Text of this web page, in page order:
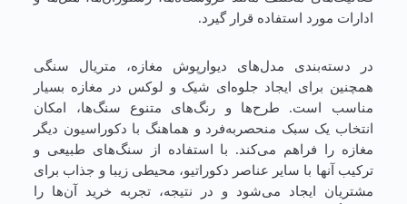
ادارات مورد استفاده قرار گیرد.
در دسته‌بندی مدل‌های دیوارپوش مغازه، متریال سنگی
همچنین برای ایجاد جلوه‌ای شیک و لوکس در مغازه بسیار
مناسب است. طرح‌ها و رنگ‌های متنوع سنگ‌ها، امکان
انتخاب یک سبک منحصربه‌فرد و هماهنگ با دکوراسیون دیگر
مغازه را فراهم می‌کند. با استفاده از سنگ‌های طبیعی و
ترکیب آنها با سایر عناصر دکوراتیو، محیطی زیبا و جذاب برای
مشتریان ایجاد می‌شود و در نتیجه، تجربه خرید آن‌ها را